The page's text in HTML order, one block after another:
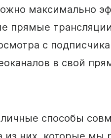
максимально
прямые
с
в свой
способы